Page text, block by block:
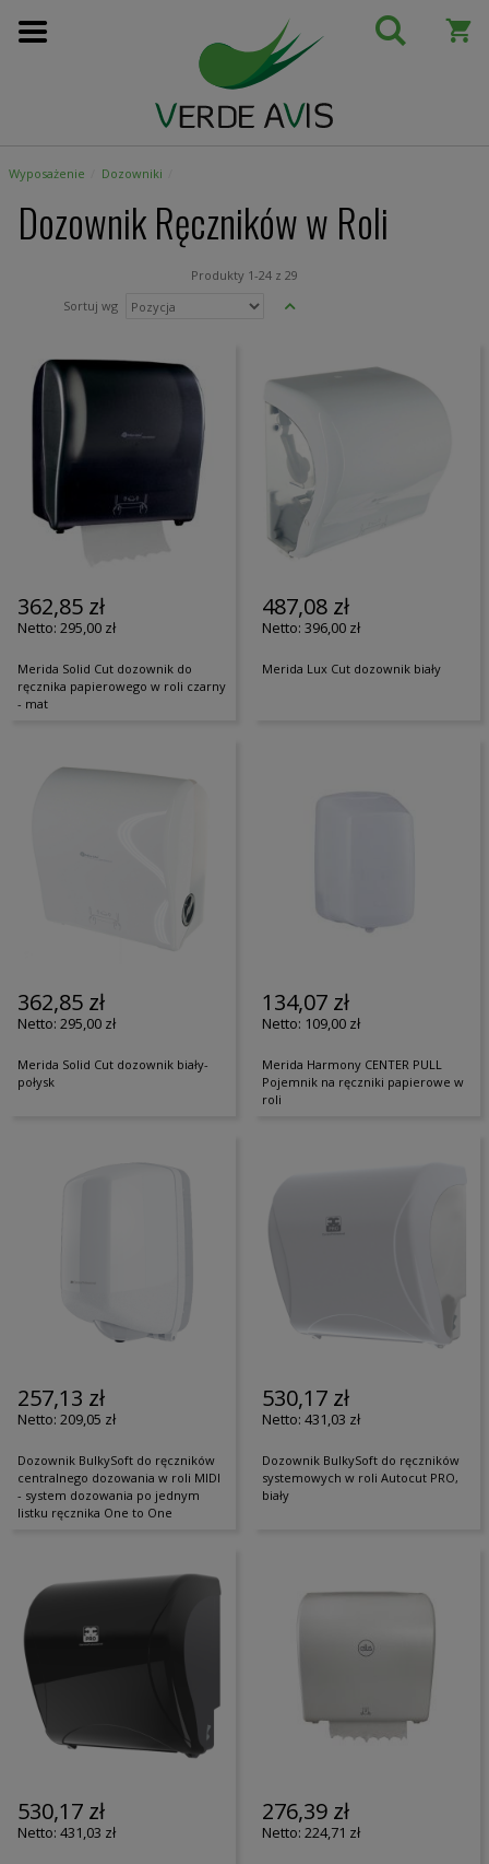
Przejdź
do
Wyposażenie Dozowniki
Dozownik Ręczników w Roli
Produkty 1-24 z 29
Sortuj wg
Ustaw
362,85 zł
295,00 zł
Merida Solid Cut dozownik do
ręcznika papierowego w roli czarny
- mat
487,08 zł
396,00 zł
Merida Lux Cut dozownik biały
362,85 zł
295,00 zł
Merida Solid Cut dozownik biały-
połysk
134,07 zł
109,00 zł
Merida Harmony CENTER PULL
Pojemnik na ręczniki papierowe w
roli
257,13 zł
209,05 zł
Dozownik BulkySoft do ręczników
centralnego dozowania w roli MIDI
- system dozowania po jednym
listku ręcznika One to One
530,17 zł
431,03 zł
Dozownik BulkySoft do ręczników
systemowych w roli Autocut PRO,
biały
530,17 zł
431,03 zł
276,39 zł
224,71 zł